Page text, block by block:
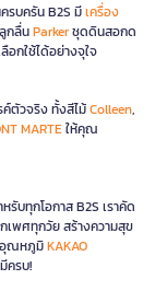
รบครัน B2S มีเครื่อง
กลื่นParkerชุดดินสอกด
อกใช้ได้อย่างจุใจ
ตัวจริง ทั้งสีไม้Colleen,
MARTEให้คุณ
บทุกโอกาส B2S เราคัด
เพศทุกวัย สร้างความสุข
อุณหภูมิKAKAO
ครบ!